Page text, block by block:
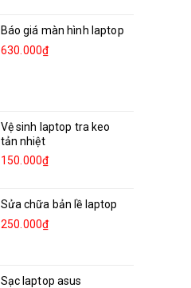
Báo giá màn hình laptop
630.000₫
Vệ sinh laptop tra keo
tản nhiệt
150.000₫
Sửa chữa bản lề laptop
250.000₫
Sạc laptop asus